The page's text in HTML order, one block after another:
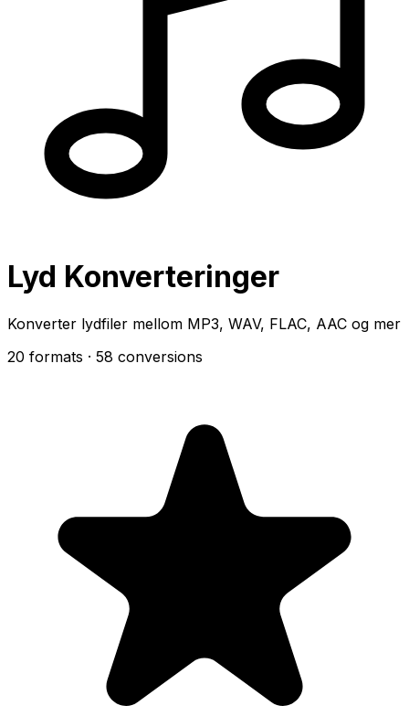
Lyd Konverteringer
Konverter lydfiler mellom MP3, WAV, FLAC, AAC og mer
20 formats · 58 conversions